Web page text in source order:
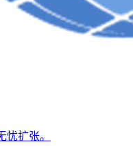
扩张。